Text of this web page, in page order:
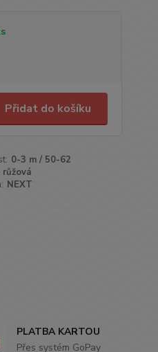
Přidat do košíku
0-3 m / 50-62
růžová
NEXT
PLATBA KARTOU
Přes systém GoPay